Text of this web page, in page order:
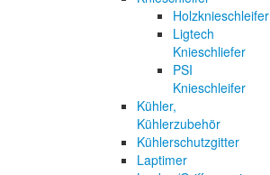
Holzknieschleifer
Ligtech
Knieschliefer
PSI
Knieschleifer
Kühler,
Kühlerzubehör
Kühlerschutzgitter
Laptimer